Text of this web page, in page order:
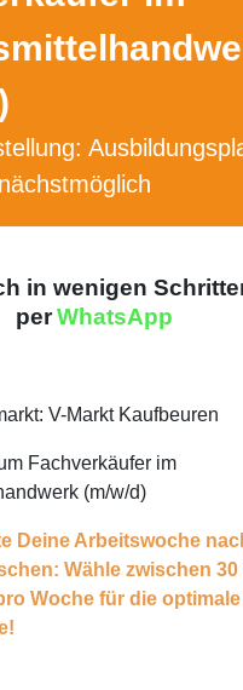
in wenigen
perWhatsApp
V-Markt Kaufbeuren
Fachverkäufer im
(m/w/d)
Deine Arbeitswoche
Wähle zwischen 30
Woche für die